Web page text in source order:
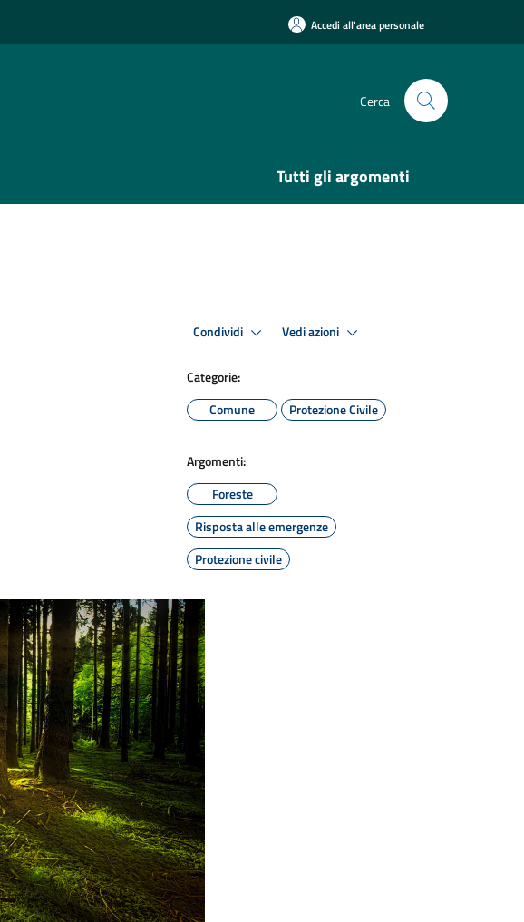
Accedi all'area personale
Cerca
Tutti gli argomenti
Condividi Vedi azioni
Categorie:
Comune
Protezione Civile
Argomenti:
Foreste
Risposta alle emergenze
Protezione civile